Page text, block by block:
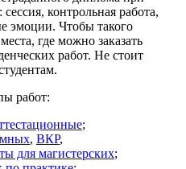
контрольная работа,
эмоции. Чтобы такого
где можно заказать
работ. Не стоит
работ:
;
, ВКР,
для магистерских;